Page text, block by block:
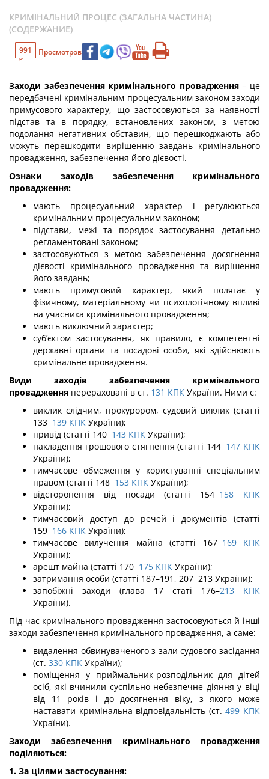
КРИМІНАЛЬНИЙ ПРОЦЕС (ЗАГАЛЬНА ЧАСТИНА)
(СОДЕРЖАНИЕ)
991 Просмотров
Заходи забезпечення кримінального провадження– це
передбачені кримінальним процесуальним законом заходи
примусового характеру, що застосовуються за наявності
підстав та в порядку, встановлених законом, з метою
подолання негативних обставин, що перешкоджають або
можуть перешкодити вирішенню завдань кримінального
провадження, забезпечення його дієвості.
Ознаки заходів забезпечення кримінального
провадження:
мають процесуальний характер і регулюються
кримінальним процесуальним законом;
підстави, межі та порядок застосування детально
регламентовані законом;
застосовуються з метою забезпечення досягнення
дієвості кримінального провадження та вирішення
його завдань;
мають примусовий характер, який полягає у
фізичному, матеріальному чи психологічному впливі
на учасника кримінального провадження;
мають виключний характер;
суб’єктом застосування, як правило, є компетентні
державні органи та посадові особи, які здійснюють
кримінальне провадження.
Види заходів забезпечення кримінального
провадження перераховані в ст. 131 КПК України. Ними є:
виклик слідчим, прокурором, судовий виклик (статті
133−139 КПК України);
привід (статті 140−143 КПК України);
накладення грошового стягнення (статті 144−147 КПК
України);
тимчасове обмеження у користуванні спеціальним
правом (статті 148−153 КПК України);
відсторонення від посади (статті 154−158 КПК
України);
тимчасовий доступ до речей і документів (статті
159−166 КПК України);
тимчасове вилучення майна (статті 167−169 КПК
України);
арешт майна (статті 170−175 КПК України);
затримання особи (статті 187–191, 207−213 України);
запобіжні заходи (глава 17 статі 176–213 КПК
України).
Під час кримінального провадження застосовуються й інші
заходи забезпечення кримінального провадження, а саме:
видалення обвинуваченого з зали судового засідання
(ст. 330 КПК України);
поміщення у приймальник-розподільник для дітей
осіб, які вчинили суспільно небезпечне діяння у віці
від 11 років і до досягнення віку, з якого може
наставати кримінальна відповідальність (ст. 499 КПК
України).
Заходи забезпечення кримінального провадження
поділяються:
1. За цілями застосування: